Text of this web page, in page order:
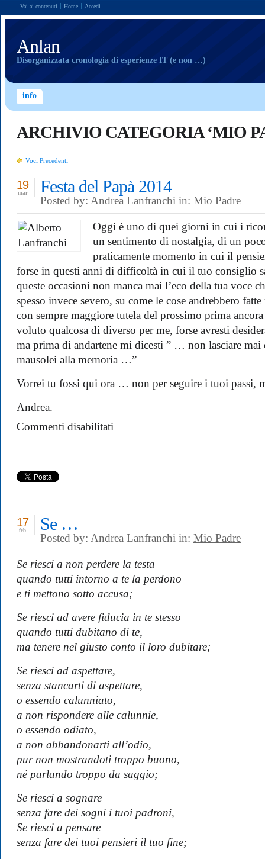
Anlan
Disorganizzata cronologia di esperienze IT (e non …)
Vai ai contenuti Home Accedi
info
ARCHIVIO CATEGORIA ‘MIO
Voci Precedenti
Festa del Papà 2014
19
mar
Posted by: Andrea Lanfranchi in: Mio Padre
Oggi è uno di quei giorni in cui i
un sentimento di nostalgia, di un
praticamente momento in cui il
forse in questi anni di difficoltà in cui il tuo consiglio
queste occasioni non manca mai l’eco della tua voce
spesso invece severo, su come le cose andrebbero
con sempre maggiore tutela del prossimo prima
voluto qualcosa di diverso per me, forse avresti
ma prima di andartene mi dicesti ” … non lasciare
mausolei alla memoria …”
Vorrei tu fossi qui ora … non per seguire i tuoi passi,
Andrea.
Commenti disabilitatiFesta
Se …
17
feb
Posted by: Andrea Lanfranchi in: Mio Padre
Se riesci a non perdere la testa
quando tutti intorno a te la perdono
e ti mettono sotto accusa;
Se riesci ad avere fiducia in te stesso
quando tutti dubitano di te,
ma tenere nel giusto conto il loro dubitare;
Se riesci ad aspettare,
senza stancarti di aspettare,
o essendo calunniato,
a non rispondere alle calunnie,
o essendo odiato,
a non abbandonarti all’odio,
pur non mostrandoti troppo buono,
né parlando troppo da saggio;
Se riesci a sognare
senza fare dei sogni i tuoi padroni,
Se riesci a pensare
senza fare dei tuoi pensieri il tuo fine;